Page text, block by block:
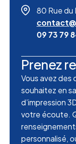
80 Rue du
09 73 79
Prenez
Vous avez des
souhaitez en
d’impression
votre écoute.
personnalisé,